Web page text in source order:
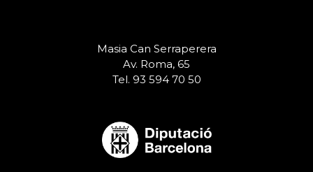
Masia Can Serraperera
Av. Roma, 65
Tel. 93 594 70 50